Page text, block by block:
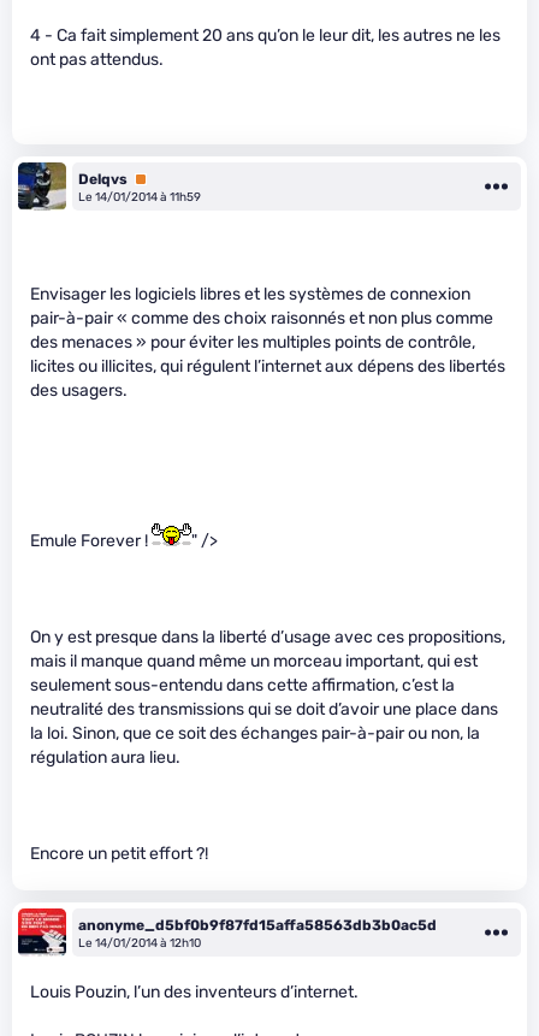
4 - Ca fait simplement 20 ans qu’on le leur dit, les autres ne les
ont pas attendus.
Delqvs Premium
Le 14/01/2014 à 11h59
Envisager les logiciels libres et les systèmes de connexion
pair-à-pair « comme des choix raisonnés et non plus comme
des menaces » pour éviter les multiples points de contrôle,
licites ou illicites, qui régulent l’internet aux dépens des libertés
des usagers.
Emule Forever ! " />
On y est presque dans la liberté d’usage avec ces propositions,
mais il manque quand même un morceau important, qui est
seulement sous-entendu dans cette affirmation, c’est la
neutralité des transmissions qui se doit d’avoir une place dans
la loi. Sinon, que ce soit des échanges pair-à-pair ou non, la
régulation aura lieu.
Encore un petit effort ?!
anonyme_d5bf0b9f87fd15affa58563db3b0ac5d
Le 14/01/2014 à 12h10
Louis Pouzin, l’un des inventeurs d’internet.